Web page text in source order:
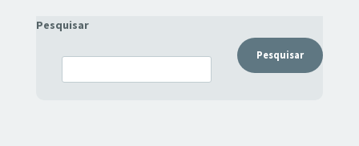
Pesquisar
Pesquisar